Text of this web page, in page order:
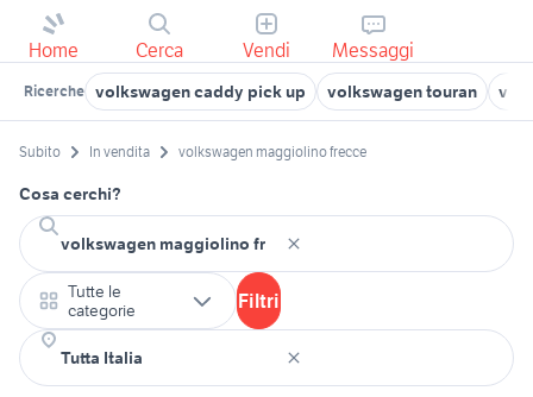
Home Cerca Vendi Messaggi
Ricerche volkswagen caddy pick up volkswagen touran
Subito In vendita volkswagen maggiolino frecce
Cosa cerchi?
Tutte le
categorie
Filtri